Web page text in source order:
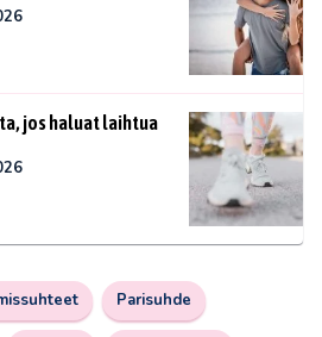
jos haluat laihtua
Parisuhde